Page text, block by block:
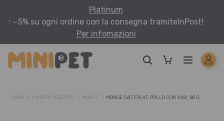
Platinum
: −5% su ogni ordine con la consegna tramiteInPost!
Per infomazioni
HOME I NOSTRI PRODOTTI MONGE MONGE CAT FRUIT, POLLO CON KIWI, 80 G